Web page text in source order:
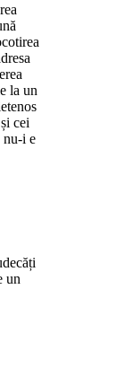
la un
cei
nu-i e
un